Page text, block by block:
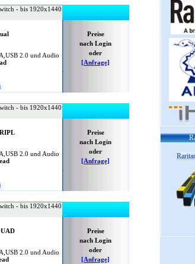
- bis 1920x1440
2.0 und Audio
d
Preise
nach Login
oder
[Anfrage]
- bis 1920x1440
2.0 und Audio
Preise
nach Login
oder
[Anfrage]
- bis 1920x1440
2.0 und Audio
Preise
nach Login
oder
[Anfrage]